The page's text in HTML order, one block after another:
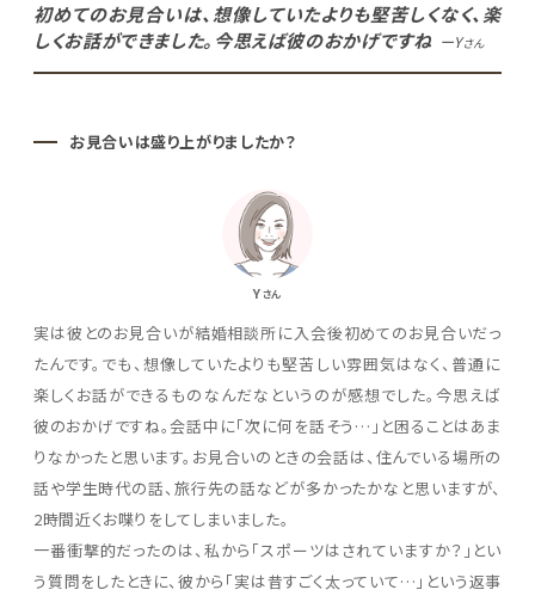
初めてのお見合いは、想像していたよりも堅苦しくなく、楽
しくお話ができました。今思えば彼のおかげですね ーYさん
お見合いは盛り上がりましたか？
Yさん
実は彼とのお見合いが結婚相談所に入会後初めてのお見合いだっ
たんです。でも、想像していたよりも堅苦しい雰囲気はなく、普通に
楽しくお話ができるものなんだなというのが感想でした。今思えば
彼のおかげですね。会話中に「次に何を話そう…」と困ることはあま
りなかったと思います。お見合いのときの会話は、住んでいる場所の
話や学生時代の話、旅行先の話などが多かったかなと思いますが、
2時間近くお喋りをしてしまいました。
一番衝撃的だったのは、私から「スポーツはされていますか？」とい
う質問をしたときに、彼から「実は昔すごく太っていて…」という返事